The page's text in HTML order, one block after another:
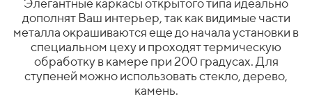
Элегантные каркасы открытого типа идеально
дополнят Ваш интерьер, так как видимые части
металла окрашиваются еще до начала установки в
специальном цеху и проходят термическую
обработку в камере при 200 градусах. Для
ступеней можно использовать стекло, дерево,
камень.